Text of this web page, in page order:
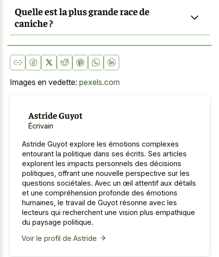
Quelle est la plus grande race de
caniche ?
Images en vedette: pexels.com
Astride Guyot
Écrivain
Astride Guyot explore les émotions complexes
entourant la politique dans ses écrits. Ses articles
explorent les impacts personnels des décisions
politiques, offrant une nouvelle perspective sur les
questions sociétales. Avec un œil attentif aux détails
et une compréhension profonde des émotions
humaines, le travail de Guyot résonne avec les
lecteurs qui recherchent une vision plus empathique
du paysage politique.
Voir le profil de Astride